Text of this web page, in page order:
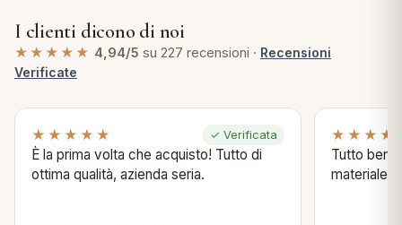
I clienti dicono di noi
★★★★★ 4,94/5 su 227 recensioni · Recensioni
Verificate
★★★★★ ✓ Verificata
È la prima volta che acquisto! Tutto di
ottima qualità, azienda seria.
Tutto bene
materiale .